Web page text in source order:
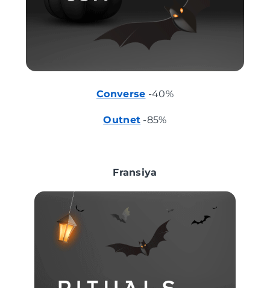
Converse -40%
Outnet -85%
Fransiya